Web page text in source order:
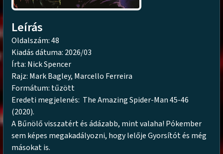
Leírás
Oldalszám: 48
Kiadás dátuma: 2026/03
Írta: Nick Spencer
Rajz: Mark Bagley, Marcello Ferreira
Formátum: tűzött
Eredeti megjelenés: The Amazing Spider-Man 45-46
(2020).
A Bűnölő visszatért és ádázabb, mint valaha! Pókember
sem képes megakadályozni, hogy lelője Gyorsítót és még
másokat is.